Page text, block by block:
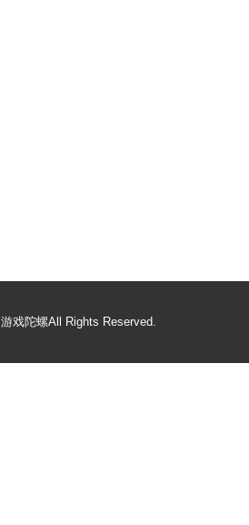
游戏陀螺All Rights Reserved.